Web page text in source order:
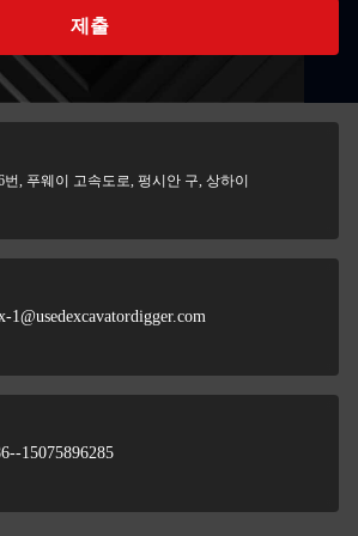
제출
번, 푸웨이 고속도로, 펑시안 구, 상하이
1@usedexcavatordigger.com
15075896285